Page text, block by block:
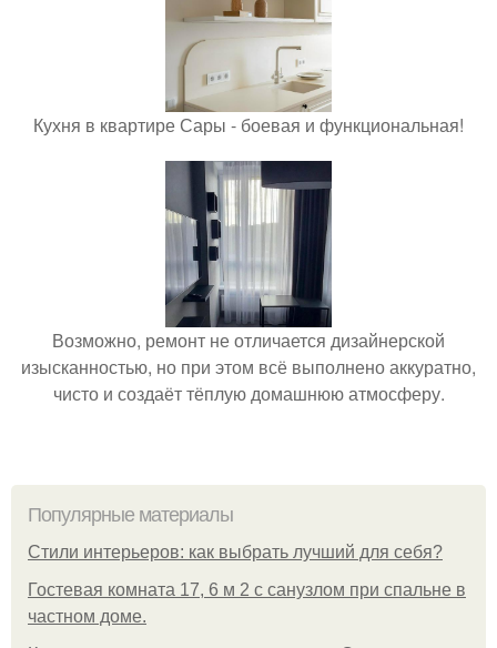
Кухня в квартире Сары - боевая и функциональная!
Возможно, ремонт не отличается дизайнерской
изысканностью, но при этом всё выполнено аккуратно,
чисто и создаёт тёплую домашнюю атмосферу.
Популярные материалы
Стили интерьеров: как выбрать лучший для себя?
Гостевая комната 17, 6 м 2 с санузлом при спальне в
частном доме.